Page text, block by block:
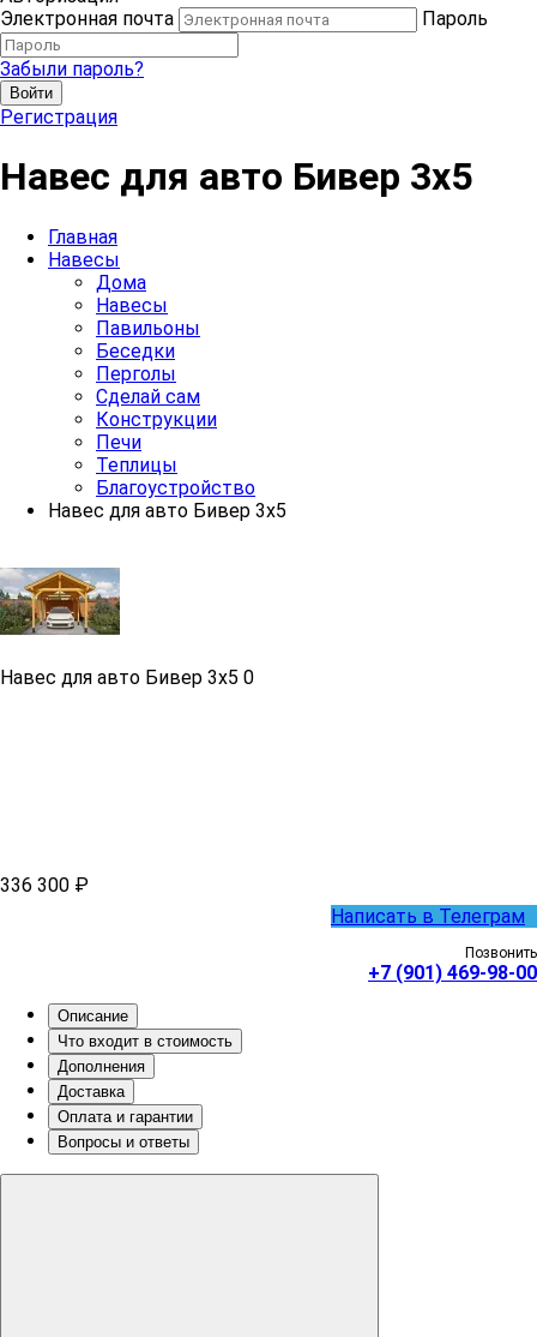
Электронная почта
Пароль
Забыли пароль?
Войти
Регистрация
Навес для авто Бивер 3х5
Главная
Навесы
Дома
Навесы
Павильоны
Беседки
Перголы
Сделай сам
Конструкции
Печи
Теплицы
Благоустройство
Навес для авто Бивер 3х5
Навес для авто Бивер 3х5 0
336 300 ₽
Написать в Телеграм
Позвонить
+7 (901) 469-98-00
Описание
Что входит в стоимость
Дополнения
Доставка
Оплата и гарантии
Вопросы и ответы